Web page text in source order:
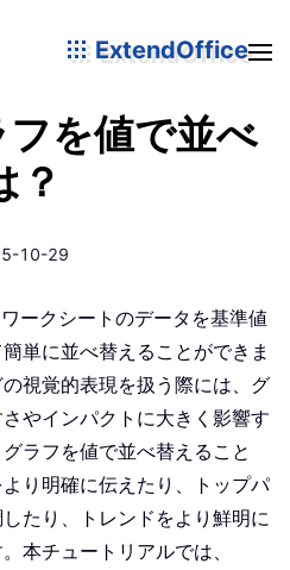
ExtendOffice
を値で並べ
？
10-29
ークシートのデータを基準値
単に並べ替えることができま
視覚的表現を扱う際には、グ
やインパクトに大きく影響す
ラフを値で並べ替えること
り明確に伝えたり、トップパ
たり、トレンドをより鮮明に
本チュートリアルでは、